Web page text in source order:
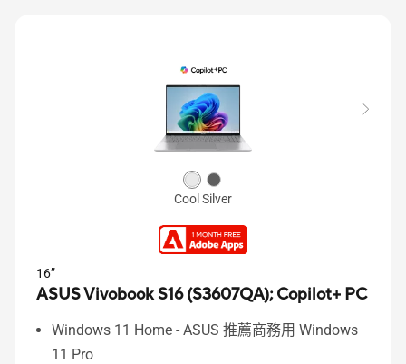
Cool Silver
16”
ASUS Vivobook S16 (S3607QA);Copilot+ PC
Windows 11 Home - ASUS 推薦商務用 Windows
11 Pro